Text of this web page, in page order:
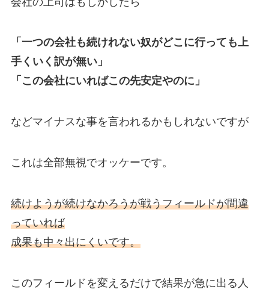
「一つの会社も続けれない奴がどこに行っても上
手くいく訳が無い」
「この会社にいればこの先安定やのに」
などマイナスな事を言われるかもしれないですが
これは全部無視でオッケーです。
続けようが続けなかろうが戦うフィールドが間違
っていれば
成果も中々出にくいです。
このフィールドを変えるだけで結果が急に出る人